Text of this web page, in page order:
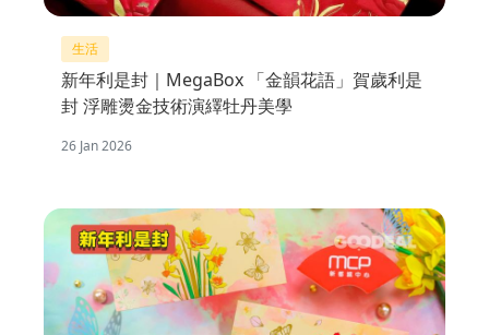
生活
新年利是封｜MegaBox 「金韻花語」賀歲利是
封 浮雕燙金技術演繹牡丹美學
26 Jan 2026